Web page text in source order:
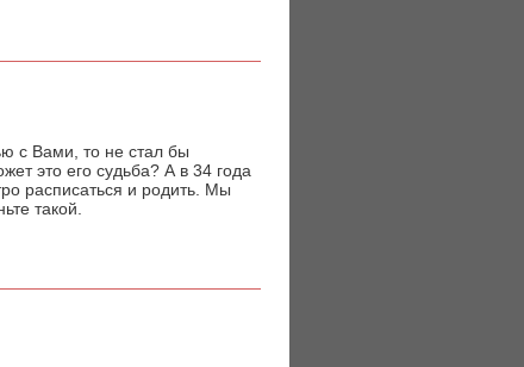
с Вами, то не стал бы
это его судьба? А в 34 года
расписаться и родить. Мы
такой.